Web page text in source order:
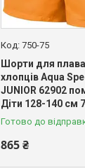
750-75
Шорти для
хлопців Aqua
JUNIOR 62902
Діти 128-140 см
Готово до
865 ₴